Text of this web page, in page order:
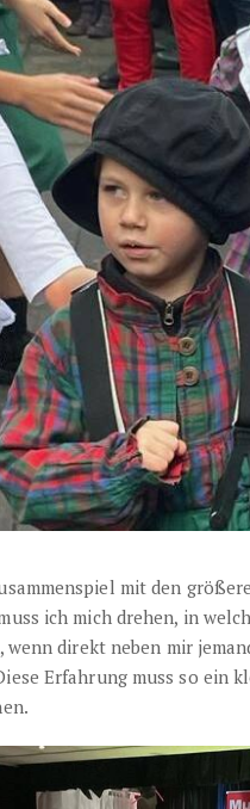
mit den
ich mich drehen, in
wenn direkt neben mir
Erfahrung muss so ein